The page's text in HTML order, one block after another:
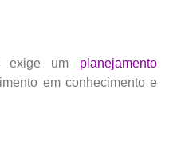
exige um planejamento
em conhecimento e